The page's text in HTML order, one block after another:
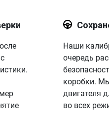
Наши
очередь
коробки.
двигателя
во всех